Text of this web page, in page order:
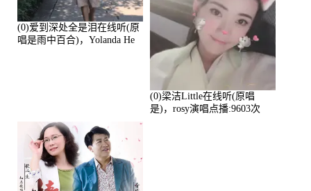
(0)爱到深处全是泪在线听(原
唱是雨中百合)，Yolanda He
(0)梁洁Little在线听(原唱
是)，rosy演唱点播:9603次